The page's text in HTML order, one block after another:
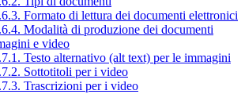
Formato di lettura dei documenti elettronici
Modalità di produzione dei documenti
e video
Testo alternativo (alt text) per le immagini
Sottotitoli per i video
Trascrizioni per i video